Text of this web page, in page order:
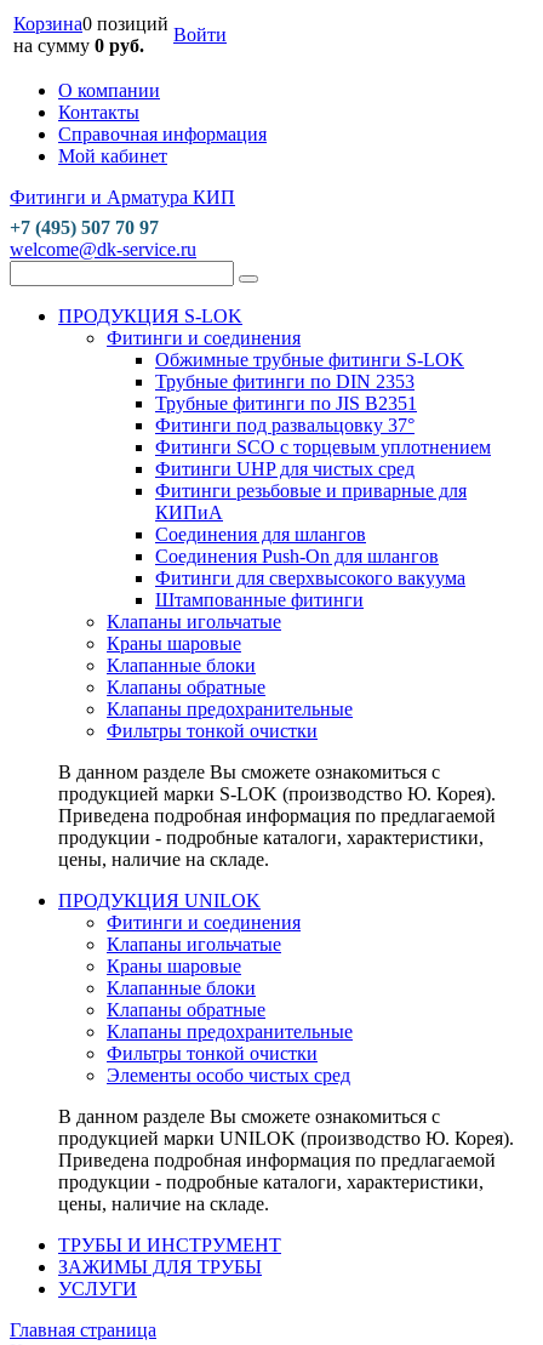
Корзина0 позиций
на сумму 0 руб.
Войти
О компании
Контакты
Справочная информация
Мой кабинет
Фитинги и Арматура КИП
+7 (495) 507 70 97
welcome@dk-service.ru
ПРОДУКЦИЯ S-LOK
Фитинги и соединения
Обжимные трубные фитинги S-LOK
Трубные фитинги по DIN 2353
Трубные фитинги по JIS B2351
Фитинги под развальцовку 37°
Фитинги SCO с торцевым уплотнением
Фитинги UHP для чистых сред
Фитинги резьбовые и приварные для
КИПиА
Соединения для шлангов
Соединения Push-On для шлангов
Фитинги для сверхвысокого вакуума
Штампованные фитинги
Клапаны игольчатые
Краны шаровые
Клапанные блоки
Клапаны обратные
Клапаны предохранительные
Фильтры тонкой очистки
В данном разделе Вы сможете ознакомиться с
продукцией марки S-LOK (производство Ю. Корея).
Приведена подробная информация по предлагаемой
продукции - подробные каталоги, характеристики,
цены, наличие на складе.
ПРОДУКЦИЯ UNILOK
Фитинги и соединения
Клапаны игольчатые
Краны шаровые
Клапанные блоки
Клапаны обратные
Клапаны предохранительные
Фильтры тонкой очистки
Элементы особо чистых сред
В данном разделе Вы сможете ознакомиться с
продукцией марки UNILOK (производство Ю. Корея).
Приведена подробная информация по предлагаемой
продукции - подробные каталоги, характеристики,
цены, наличие на складе.
ТРУБЫ И ИНСТРУМЕНТ
ЗАЖИМЫ ДЛЯ ТРУБЫ
УСЛУГИ
Главная страница